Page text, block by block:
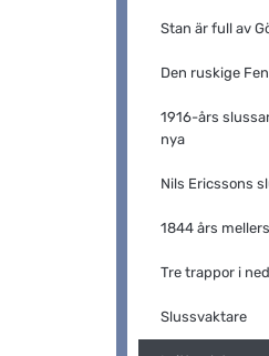
Stan är full av
Den ruskige
1916-års
nya
Nils Ericssons
1844 års
Tre trappor i
Slussvaktare